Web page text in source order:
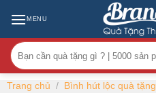
content
MENU
Tìm
kiếm:
Trang chủ / Bình hút lộc quà tặng